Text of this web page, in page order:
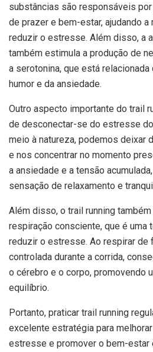
substâncias são responsáveis
de prazer e bem-estar, ajudando a
reduzir o estresse. Além disso, a
também estimula a produção de
a serotonina, que está relacionada
humor e da ansiedade.
Outro aspecto importante do trail
de desconectar-se do estresse
meio à natureza, podemos deixar
e nos concentrar no momento
a ansiedade e a tensão
sensação de relaxamento e
Além disso, o trail running
respiração consciente, que é uma
reduzir o estresse. Ao respirar de
controlada durante a corrida,
o cérebro e o corpo, promovendo
equilíbrio.
Portanto, praticar trail running
excelente estratégia para
estresse e promover o bem-estar